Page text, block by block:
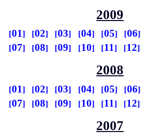
2009
01 02 03 04 05
06
07
08 09 10 11 12
2008
01 02 03 04 05
06
07
08 09 10 11 12
2007